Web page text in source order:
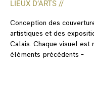
LIEUX D’ARTS //
Conception des
artistiques et des
Calais. Chaque visuel est
éléments